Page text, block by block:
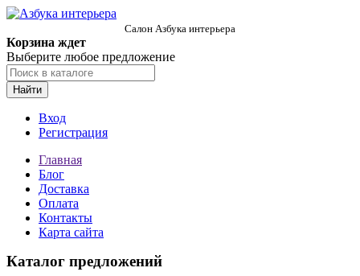
Салон Азбука интерьера
Корзина ждет
Выберите любое предложение
Найти
Вход
Регистрация
Главная
Блог
Доставка
Оплата
Контакты
Карта сайта
Каталог предложений